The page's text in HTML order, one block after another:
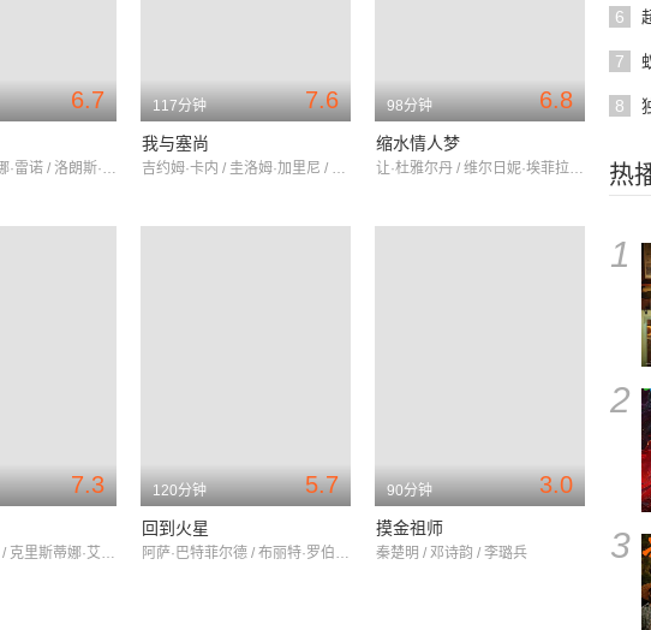
6
7
8
热
1
2
3
6.7
丹尼·伯恩 / 丽娜·雷诺 / 洛朗斯·阿尔内
7.6
117分钟
我与塞尚
吉约姆·卡内 / 圭洛姆·加里尼 / 爱丽丝·波尔
6.8
98分钟
缩水情人梦
让·杜雅尔丹 / 维尔日妮·埃菲拉 / 塞德里克·康
7.3
艾德·赫尔姆斯 / 克里斯蒂娜·艾伯盖特 / 莱斯利·曼恩
5.7
120分钟
回到火星
阿萨·巴特菲尔德 / 布丽特·罗伯森 / 加里·奥德曼
3.0
90分钟
摸金祖师
秦楚明 / 邓诗韵 / 李璐兵